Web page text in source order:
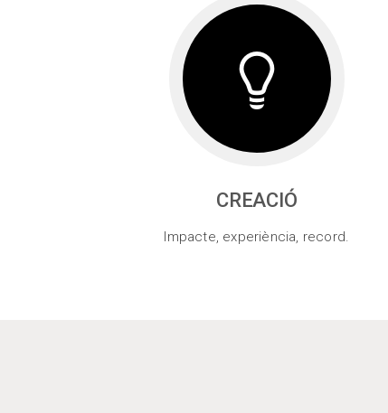
CREACIÓ
Impacte, experiència, record.